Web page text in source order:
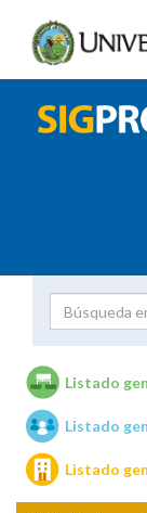
Listado
Listado
Listado